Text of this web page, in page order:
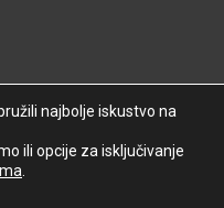
najbolje iskustvo na
ili opcije za isključivanje